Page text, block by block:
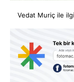
Vedat Muriç ile